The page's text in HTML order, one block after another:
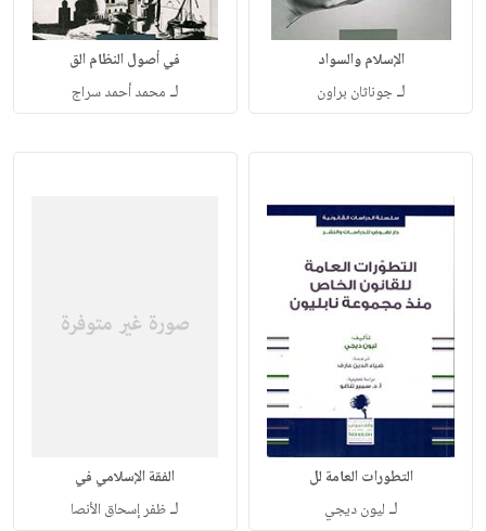
الإسلام والسواد
لـجوناثان براون
في أصول النظام الق
لـ محمد أحمد سراج
التطورات العامة لل
لـ ليون ديجي
الفقة الإسلامي في
لـظفر إسحاق الأنصا